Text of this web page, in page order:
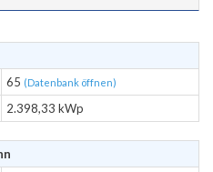
65 (Datenbank öffnen)
2.398,33 kWp